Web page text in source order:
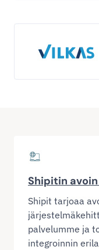
Shipitin
Shipit tarjoaa
palvelumme ja
integroinnin